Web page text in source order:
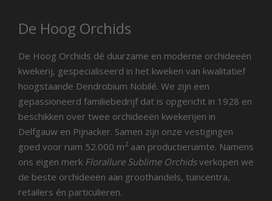
De Hoog Orchids
De Hoog Orchids dé duurzame en moderne orchideeën
kwekerij, gespecialiseerd in het kweken van kwalitatief
hoogstaande Dendrobium Nobilé. We zijn een
gepassioneerd familiebedrijf dat is opgericht in 1928 en
beschikken over twee orchideeën kwekerijen in
Delfgauw en Pijnacker. Samen zijn onze vestigingen
goed voor ruim 52.000 m2 aan productieruimte. Namens
ons eigen merk Florallure Sublime Orchidsverkopen we
de beste orchideeën aan groothandels, tuincentra,
retailers én particulieren.